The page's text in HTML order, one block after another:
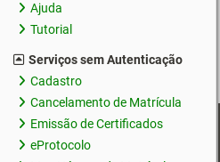
Ajuda
Tutorial
Serviços sem Autenticação
Cadastro
Cancelamento de Matrícula
Emissão de Certificados
eProtocolo